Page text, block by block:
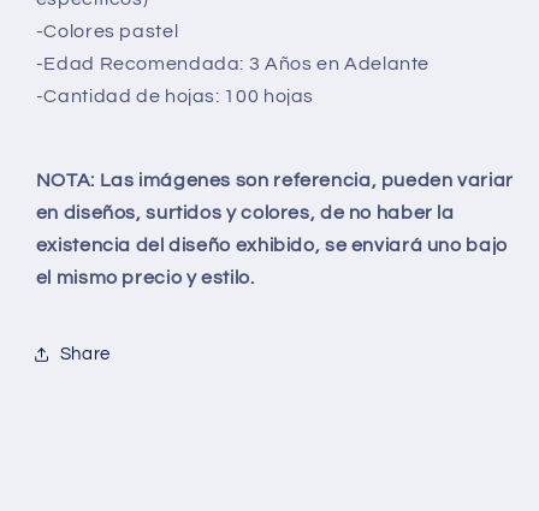
-Colores pastel
-Edad Recomendada: 3 Años en Adelante
-Cantidad de hojas: 100 hojas
NOTA: Las imágenes son referencia, pueden variar
en diseños, surtidos y colores, de no haber la
existencia del diseño exhibido, se enviará uno bajo
el mismo precio y estilo.
Share